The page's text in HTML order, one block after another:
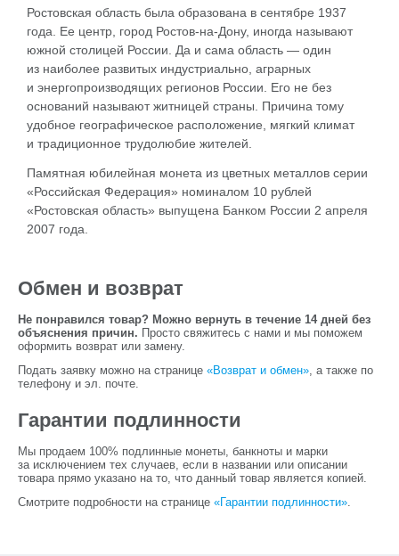
Ростовская область была образована в сентябре 1937
года. Ее центр, город Ростов-на-Дону, иногда называют
южной столицей России. Да и сама область — один
из наиболее развитых индустриально, аграрных
и энергопроизводящих регионов России. Его не без
оснований называют житницей страны. Причина тому
удобное географическое расположение, мягкий климат
и традиционное трудолюбие жителей.
Памятная юбилейная монета из цветных металлов серии
«Российская Федерация» номиналом 10 рублей
«Ростовская область» выпущена Банком России 2 апреля
2007 года.
Обмен и возврат
Не понравился товар? Можно вернуть в течение 14 дней без
объяснения причин. Просто свяжитесь с нами и мы поможем
оформить возврат или замену.
Подать заявку можно на странице «Возврат и обмен», а также по
телефону и эл. почте.
Гарантии подлинности
Мы продаем 100% подлинные монеты, банкноты и марки
за исключением тех случаев, если в названии или описании
товара прямо указано на то, что данный товар является копией.
Смотрите подробности на странице «Гарантии подлинности».